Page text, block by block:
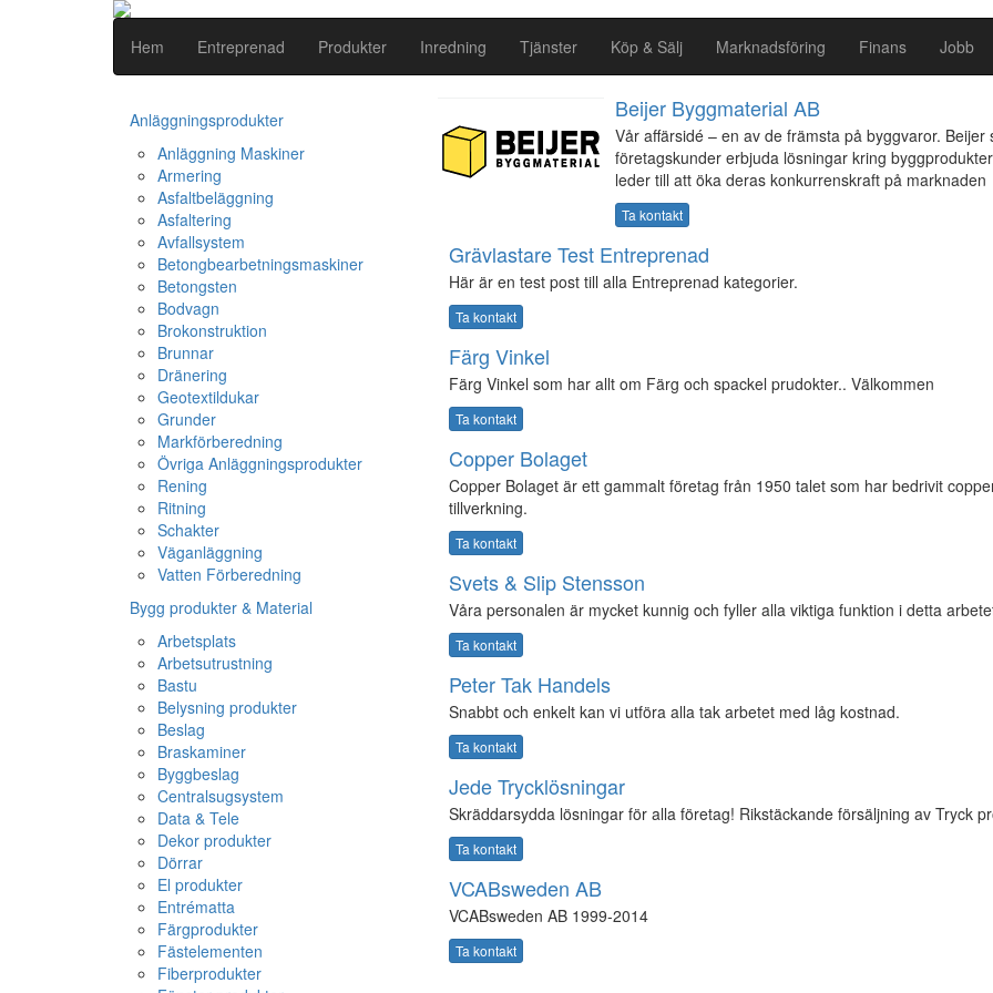
Hem Entreprenad Produkter Inredning Tjänster Köp & Sälj Marknadsföring Finans Jobb
Anläggningsprodukter
Anläggning Maskiner
Armering
Asfaltbeläggning
Asfaltering
Avfallsystem
Betongbearbetningsmaskiner
Betongsten
Bodvagn
Brokonstruktion
Brunnar
Dränering
Geotextildukar
Grunder
Markförberedning
Övriga Anläggningsprodukter
Rening
Ritning
Schakter
Väganläggning
Vatten Förberedning
Bygg produkter & Material
Arbetsplats
Arbetsutrustning
Bastu
Belysning produkter
Beslag
Braskaminer
Byggbeslag
Centralsugsystem
Data & Tele
Dekor produkter
Dörrar
El produkter
Entrématta
Färgprodukter
Fästelementen
Fiberprodukter
Beijer Byggmaterial AB
Vår affärsidé – en av de främsta på byggvaror. Beijer
företagskunder erbjuda lösningar kring
leder till att öka deras konkurrenskraft på marknaden
Ta kontakt
Grävlastare Test Entreprenad
Här är en test post till alla Entreprenad kategorier.
Ta kontakt
Färg Vinkel
Färg Vinkel som har allt om Färg och spackel prudokter.. Välkommen
Ta kontakt
Copper Bolaget
Copper Bolaget är ett gammalt företag från 1950 talet som har bedrivit
tillverkning.
Ta kontakt
Svets & Slip Stensson
Våra personalen är mycket kunnig och fyller alla viktiga funktion i detta
Ta kontakt
Peter Tak Handels
Snabbt och enkelt kan vi utföra alla tak arbetet med låg kostnad.
Ta kontakt
Jede Trycklösningar
Skräddarsydda lösningar för alla företag! Rikstäckande försäljning av Tryck
Ta kontakt
VCABsweden AB
VCABsweden AB 1999-2014
Ta kontakt